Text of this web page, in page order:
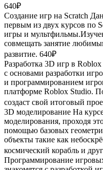
640₽
Создание игр на Scratch
первым из двух курсов по
игры и
совмещать занятие
развитие. 640₽
Разработка 3D игр в
с основами разработки
и программированием
платформе Roblox Studio.
создаст свой итоговый
3D моделирование На
моделирования, проходя
помощью базовых
объекты такие как
космический корабль и
Программирование